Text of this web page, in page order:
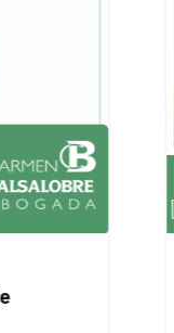
Diferencia
guarda y